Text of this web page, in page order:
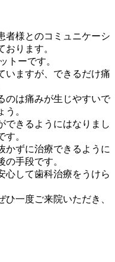
者様とのコミュニケーシ
ります。
トーです。
いますが、できるだけ痛
のは痛みが生じやすいで
。
できるようにはなりまし
。
かずに治療できるように
手段です。
心して歯科治療をうけら
一度ご来院いただき、